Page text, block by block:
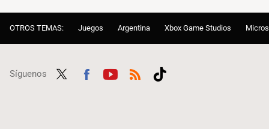
OTROS TEMAS: Juegos Argentina Xbox Game Studios
Síguenos